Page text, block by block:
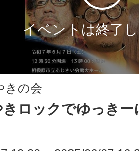
イベントは終了
きの会
ロックでゆっきー
まちのコイン
知らせ
ヘルプ
お問い合わせ